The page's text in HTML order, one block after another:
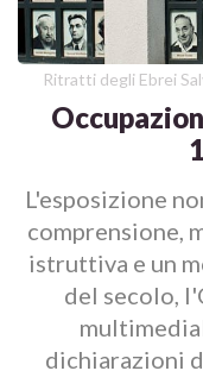
Ritratti degli Ebrei
L'esposizione
comprensione,
istruttiva e un
del secolo,
dichiarazioni